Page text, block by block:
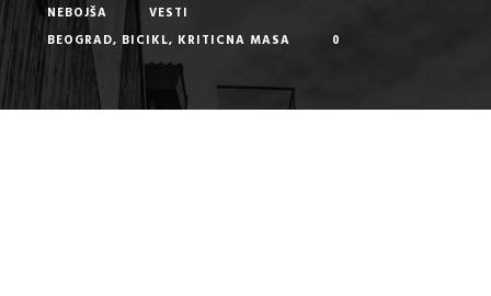
NEBOJŠA
VESTI
BEOGRAD, BICIKL, KRITICNA MASA 0